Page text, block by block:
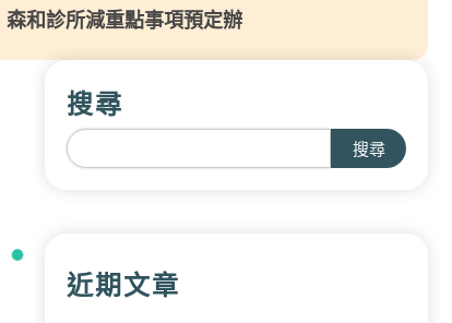
森和診所減重點事項預定辦
搜尋
搜尋
近期文章